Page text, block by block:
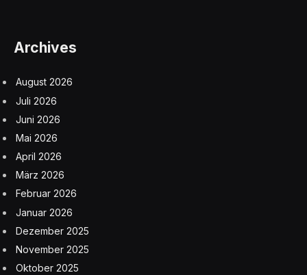
Archives
August 2026
Juli 2026
Juni 2026
Mai 2026
April 2026
März 2026
Februar 2026
Januar 2026
Dezember 2025
November 2025
Oktober 2025